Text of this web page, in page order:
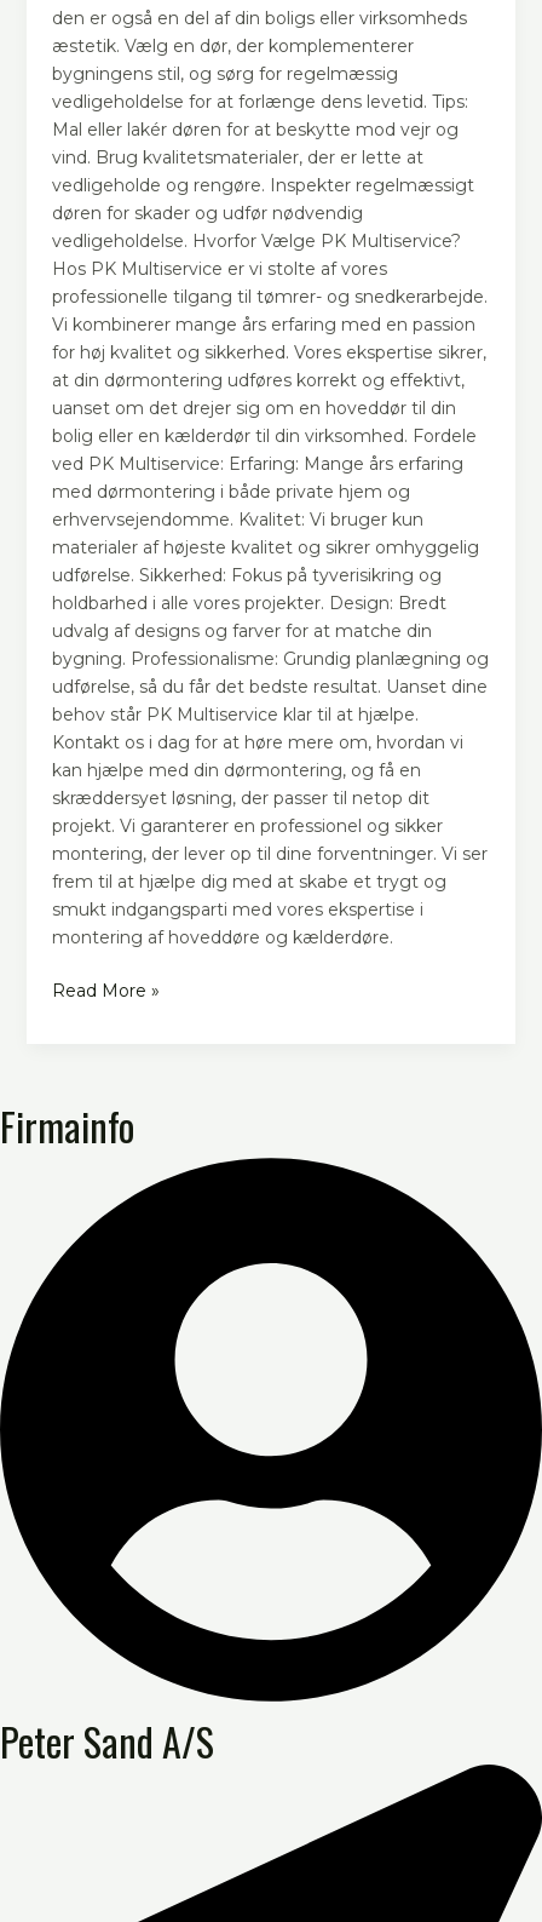
den er også en del af din boligs eller virksomheds
æstetik. Vælg en dør, der komplementerer
bygningens stil, og sørg for regelmæssig
vedligeholdelse for at forlænge dens levetid. Tips:
Mal eller lakér døren for at beskytte mod vejr og
vind. Brug kvalitetsmaterialer, der er lette at
vedligeholde og rengøre. Inspekter regelmæssigt
døren for skader og udfør nødvendig
vedligeholdelse. Hvorfor Vælge PK Multiservice?
Hos PK Multiservice er vi stolte af vores
professionelle tilgang til tømrer- og snedkerarbejde.
Vi kombinerer mange års erfaring med en passion
for høj kvalitet og sikkerhed. Vores ekspertise sikrer,
at din dørmontering udføres korrekt og effektivt,
uanset om det drejer sig om en hoveddør til din
bolig eller en kælderdør til din virksomhed. Fordele
ved PK Multiservice: Erfaring: Mange års erfaring
med dørmontering i både private hjem og
erhvervsejendomme. Kvalitet: Vi bruger kun
materialer af højeste kvalitet og sikrer omhyggelig
udførelse. Sikkerhed: Fokus på tyverisikring og
holdbarhed i alle vores projekter. Design: Bredt
udvalg af designs og farver for at matche din
bygning. Professionalisme: Grundig planlægning og
udførelse, så du får det bedste resultat. Uanset dine
behov står PK Multiservice klar til at hjælpe.
Kontakt os i dag for at høre mere om, hvordan vi
kan hjælpe med din dørmontering, og få en
skræddersyet løsning, der passer til netop dit
projekt. Vi garanterer en professionel og sikker
montering, der lever op til dine forventninger. Vi ser
frem til at hjælpe dig med at skabe et trygt og
smukt indgangsparti med vores ekspertise i
montering af hoveddøre og kælderdøre.
Read More »
Firmainfo
Peter Sand A/S